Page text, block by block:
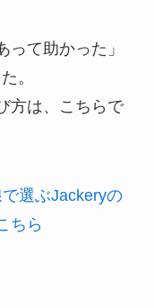
て助かった」
。
方は、こちらで
選ぶJackeryの
ちら